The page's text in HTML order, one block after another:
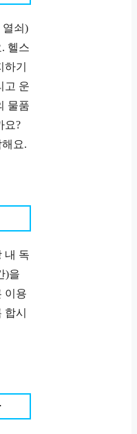
열쇠)
헬스
기
고 운
물품
요?
요.
내 독
)을
이용
시